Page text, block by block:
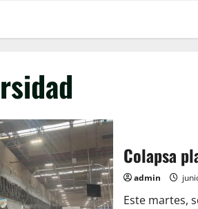
Colapsa
admin
Este martes,